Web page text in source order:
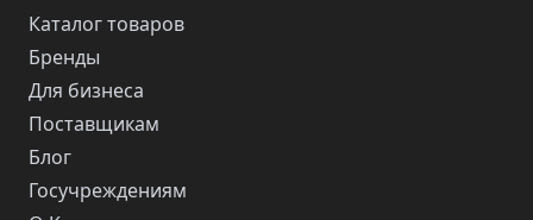
Каталог товаров
Бренды
Для бизнеса
Поставщикам
Блог
Госучреждениям